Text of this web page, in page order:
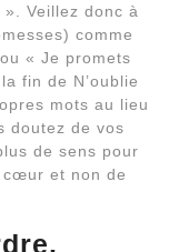
Veillez donc à
comme
« Je promets
fin de N’oublie
mots au lieu
doutez de vos
de sens pour
cœur et non de